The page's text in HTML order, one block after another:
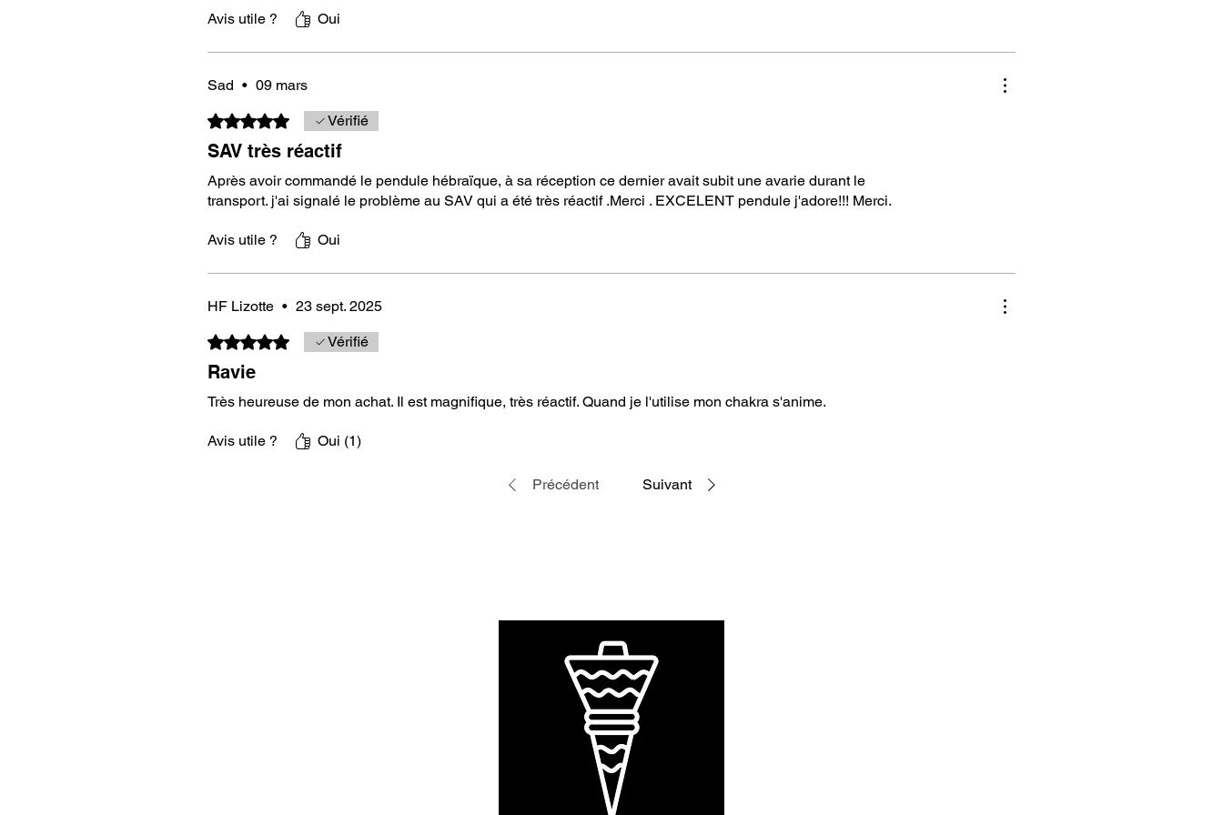
pratiques !
Avis utile ? Oui
Sad • 09 mars
Noté 5 sur 5. Vérifié
SAV très réactif
Après avoir commandé le pendule hébraïque, à sa réception ce dernier avait subit une avarie durant le
transport. j'ai signalé le problème au SAV qui a été très réactif .Merci . EXCELENT pendule j'adore!!! Merci.
Avis utile ? Oui
HF Lizotte • 23 sept. 2025
Noté 5 sur 5. Vérifié
Ravie
Très heureuse de mon achat. Il est magnifique, très réactif. Quand je l'utilise mon chakra s'anime.
Avis utile ? Oui (1)
Précédent Suivant